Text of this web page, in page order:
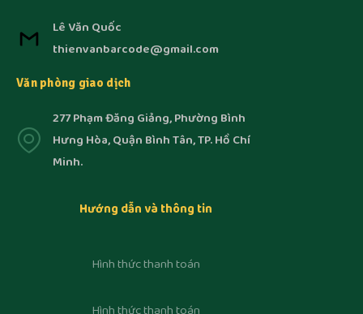
Lê Văn Quốc
thienvanbarcode@gmail.com
Văn phòng giao dịch
277 Phạm Đăng Giảng, Phường Bình
Hưng Hòa, Quận Bình Tân, TP. Hồ Chí
Minh.
Hướng dẫn và thông tin
Hình thức thanh toán